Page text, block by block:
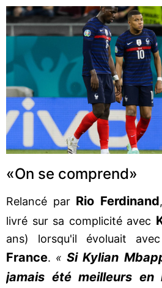
«On se comprend»
Relancé par Rio Ferdinand,
livré sur sa complicité avec
ans) lorsqu'il évoluait
France. «Si Kylian
jamais été meilleurs en